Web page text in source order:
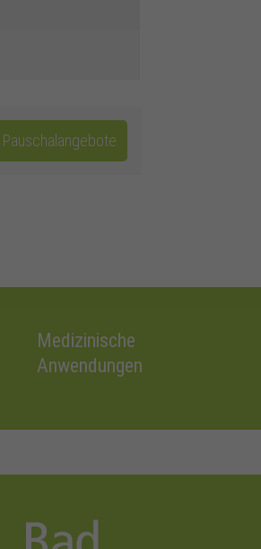
Medizinische
Anwendungen